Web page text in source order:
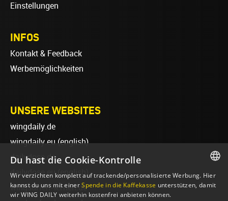
Einstellungen
INFOS
Kontakt & Feedback
Werbemöglichkeiten
UNSERE WEBSITES
wingdaily.de
wingdaily.eu(english)
dailydose.de
dailydose.eu (english)
wingsurfen-lernen.de
GERMAN
Du hast die Cookie-Kontrolle
Wir verzichten komplett auf trackende/personalisierte Werbung. Hier
kannst du uns mit einerSpende in die Kaffekasse unterstützen, damit
wir WING DAILY weiterhin kostenfrei anbieten können.